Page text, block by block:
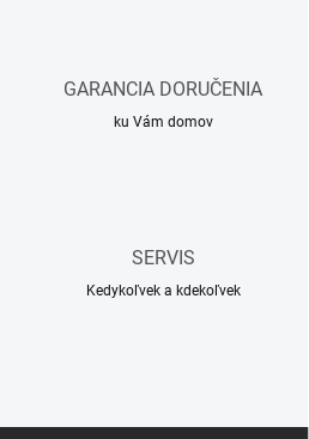
GARANCIA DORUČENIA
ku Vám domov
SERVIS
Kedykoľvek a kdekoľvek